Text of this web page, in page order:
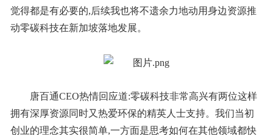
觉得都是有必要的,后续我也将不遗余力地动用身边资源推
动零碳科技在新加坡落地发展。
唐百通CEO热情回应道:零碳科技非常高兴有两位这样
拥有深厚资源同时又热爱环保的精英人士支持。我们当初
创业的理念其实很简单,一方面是思考如何在其他领域都快